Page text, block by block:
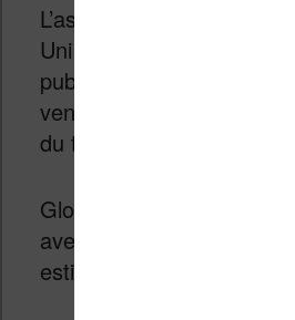
L’association des éditeurs
Uni (The Publishers
publier les derniers
ventes de livres. L’ebook
du terrain !
Globalement le marché
avec des ventes (papier +
estimées à